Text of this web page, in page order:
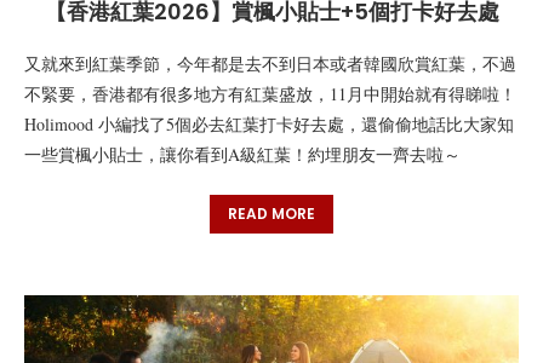
【香港紅葉2026】賞楓小貼士+5個打卡好去處
又就來到紅葉季節，今年都是去不到日本或者韓國欣賞紅葉，不過
不緊要，香港都有很多地方有紅葉盛放，11月中開始就有得睇啦！
Holimood 小編找了5個必去紅葉打卡好去處，還偷偷地話比大家知
一些賞楓小貼士，讓你看到A級紅葉！約埋朋友一齊去啦～
READ MORE